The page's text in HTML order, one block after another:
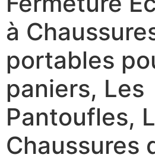
à
portables
paniers, Les
Pantoufles,
Chaussures